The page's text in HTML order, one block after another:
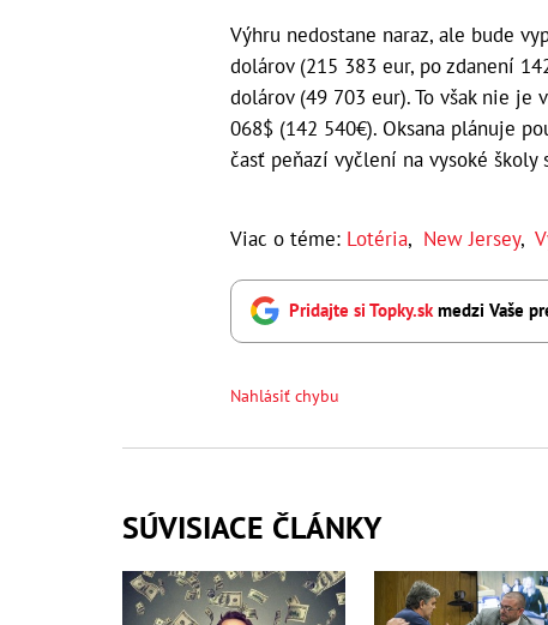
Výhru nedostane naraz, ale bude
dolárov (215 383 eur, po zdanení
dolárov (49 703 eur). To však nie je
068$ (142 540€). Oksana plánuje
časť peňazí vyčlení na vysoké školy
Viac o téme: Lotéria, New Jersey,
Pridajte si Topky.skmedzi Vaše
Nahlásiť chybu
SÚVISIACE ČLÁNKY